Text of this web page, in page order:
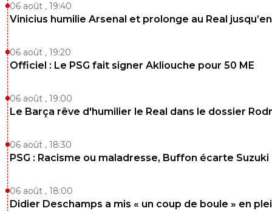
06 août , 19:40
Vinicius humilie Arsenal et prolonge au Real
06 août , 19:20
Officiel : Le PSG fait signer Akliouche pour 50 ME
06 août , 19:00
Le Barça rêve d'humilier le Real dans le dossier
06 août , 18:30
PSG : Racisme ou maladresse, Buffon écarte Suzuki
06 août , 18:00
Didier Deschamps a mis « un coup de boule » en